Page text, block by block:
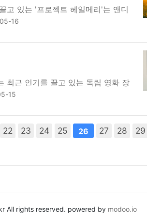
고 있는 '프로젝트 헤일메리'는 앤디
16
최근 인기를 끌고 있는 독립 영화 장
15
22 23 24 25 26 27 28 29
All rights reserved. powered by modoo.io